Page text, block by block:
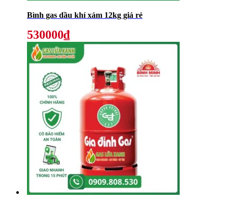
Bình gas dầu khí xám 12kg giá rẻ
530000₫